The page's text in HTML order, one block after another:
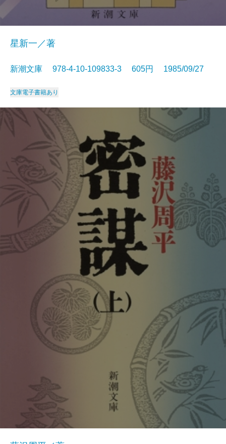
星新一／著
新潮文庫 978-4-10-109833-3 605円 1985/09/27
文庫電子書籍あり